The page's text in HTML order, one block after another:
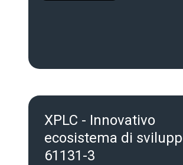
XPLC - Innovativo
ecosistema di
61131-3